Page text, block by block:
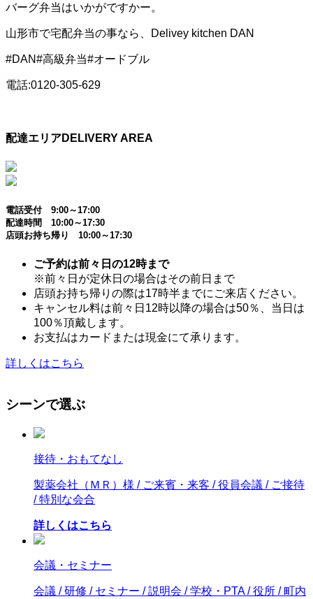
バーグ弁当はいかがですかー。
山形市で宅配弁当の事なら、Delivey kitchen DAN
#DAN#高級弁当#オードブル
電話:0120-305-629
配達エリアDELIVERY AREA
電話受付 9:00～17:00
配達時間 10:00～17:30
店頭お持ち帰り 10:00～17:30
ご予約は前々日の12時まで
※前々日が定休日の場合はその前日まで
店頭お持ち帰りの際は17時半までにご来店ください。
キャンセル料は前々日12時以降の場合は50％、当日は
100％頂戴します。
お支払はカードまたは現金にて承ります。
詳しくはこちら
シーンで選ぶ
接待・おもてなし
製薬会社（ＭＲ）様 / ご来賓・来客 / 役員会議 / ご接待
/ 特別な会合
詳しくはこちら
会議・セミナー
会議 / 研修 / セミナー / 説明会 / 学校・PTA / 役所 / 町内